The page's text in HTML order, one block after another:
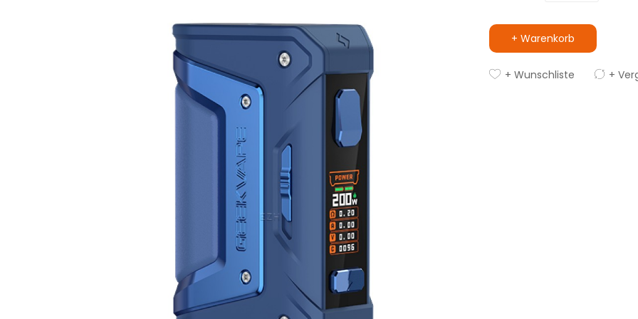
+ Warenkorb
+ Wunschliste +